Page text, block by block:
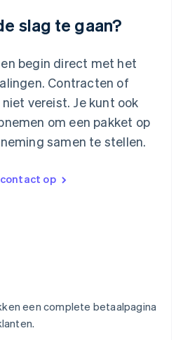
slag te gaan?
begin direct met het
Contracten of
vereist. Je kunt ook
om een pakket op
samen te stellen.
op
een complete betaalpagina